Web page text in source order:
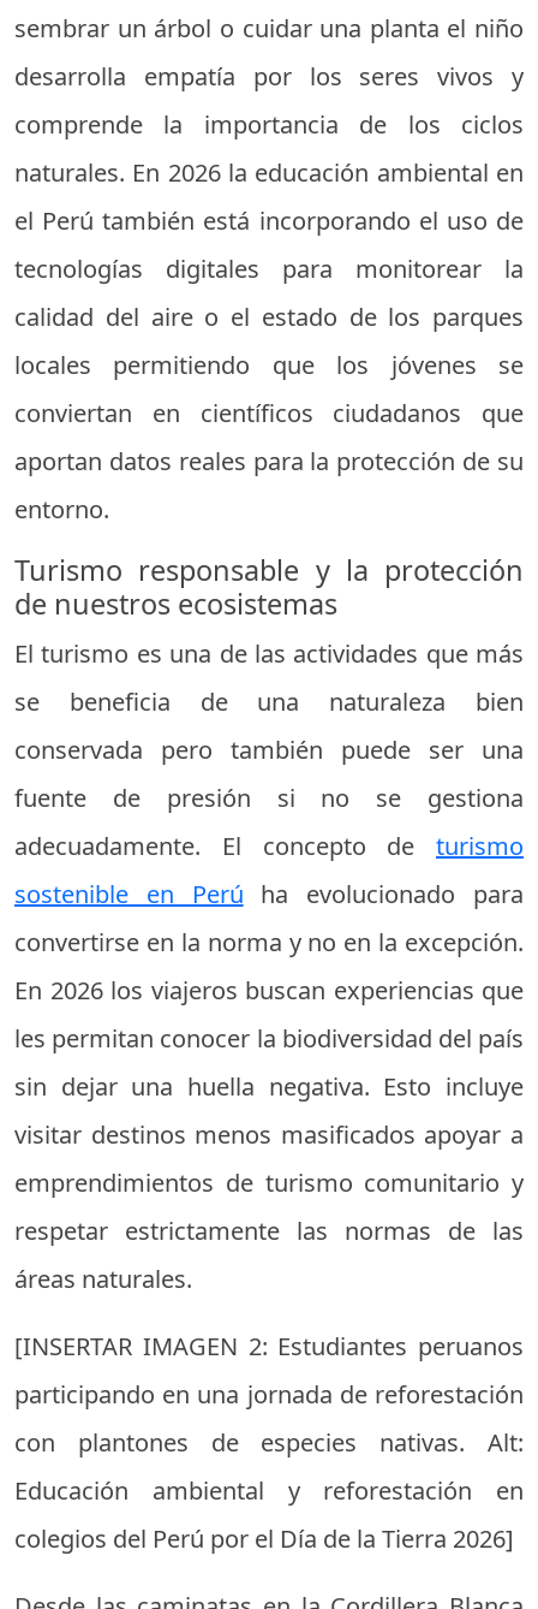
sembrar un árbol o cuidar una planta el niño
desarrolla empatía por los seres vivos y
comprende la importancia de los ciclos
naturales. En 2026 la educación ambiental en
el Perú también está incorporando el uso de
tecnologías digitales para monitorear la
calidad del aire o el estado de los parques
locales permitiendo que los jóvenes se
conviertan en científicos ciudadanos que
aportan datos reales para la protección de su
entorno.
Turismo responsable y la protección
de nuestros ecosistemas
El turismo es una de las actividades que más
se beneficia de una naturaleza bien
conservada pero también puede ser una
fuente de presión si no se gestiona
adecuadamente. El concepto de turismo
sostenible en Perú ha evolucionado para
convertirse en la norma y no en la excepción.
En 2026 los viajeros buscan experiencias que
les permitan conocer la biodiversidad del país
sin dejar una huella negativa. Esto incluye
visitar destinos menos masificados apoyar a
emprendimientos de turismo comunitario y
respetar estrictamente las normas de las
áreas naturales.
[INSERTAR IMAGEN 2: Estudiantes peruanos
participando en una jornada de reforestación
con plantones de especies nativas. Alt:
Educación ambiental y reforestación en
colegios del Perú por el Día de la Tierra 2026]